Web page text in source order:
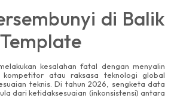
di Balik
kesalahan fatal dengan menyalin
kompetitor atau raksasa teknologi global
teknis. Di tahun 2026, sengketa data
dari ketidaksesuaian (inkonsistensi) antara